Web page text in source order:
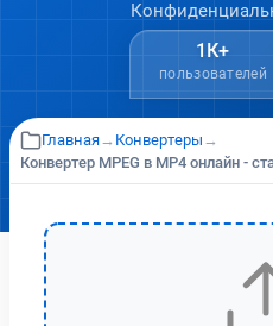
1К+
пользователей
Главная→ Конвертеры→
Конвертер MPEG в MP4 онлайн -